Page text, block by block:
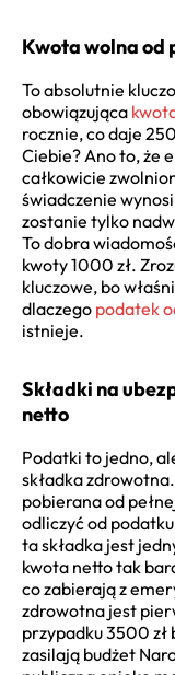
Kwota wolna od
To absolutnie
obowiązująca
rocznie, co daje
Ciebie? Ano to, że
całkowicie
świadczenie
zostanie tylko
To dobra
kwoty 1000 zł.
kluczowe, bo
dlaczego podatek
istnieje.
Składki na
netto
Podatki to jedno,
składka
pobierana od
odliczyć od
ta składka jest
kwota netto tak
co zabierają z
zdrowotna jest
przypadku 3500 zł
zasilają budżet